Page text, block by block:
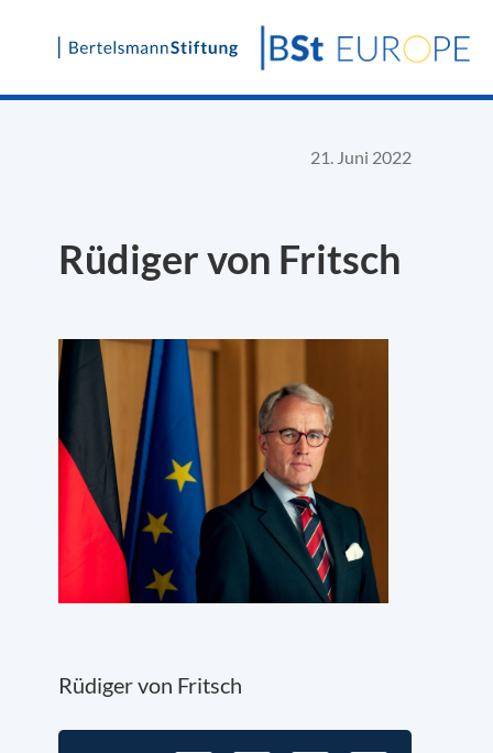
Skip
21. Juni 2022
Rüdiger von Fritsch
Rüdiger von Fritsch